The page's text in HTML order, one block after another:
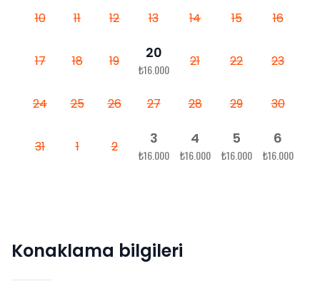
10 11 12 13 14 15 16
17 18 19 20
₺16.000
21 22 23
24 25 26 27 28 29 30
31 1 2 3
₺16.000
4
₺16.000
5
₺16.000
6
₺16.000
Konaklama bilgileri